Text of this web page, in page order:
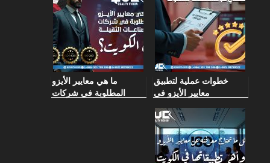
خطوات عملية لتطبيق
معايير الأيزو في
ما هي معايير الأيزو
المطلوبة في شركات